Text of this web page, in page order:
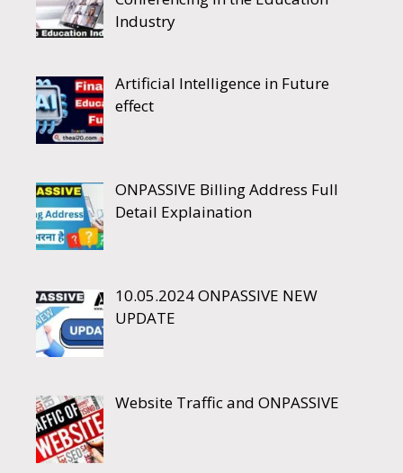
Industry
Artificial Intelligence in Future
effect
ONPASSIVE Billing Address Full
Detail Explaination
10.05.2024 ONPASSIVE NEW
UPDATE
Website Traffic and ONPASSIVE